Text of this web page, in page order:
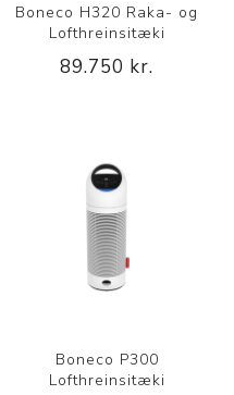
Boneco H320 Raka- og
Lofthreinsitæki
89.750 kr.
Boneco P300
Lofthreinsitæki